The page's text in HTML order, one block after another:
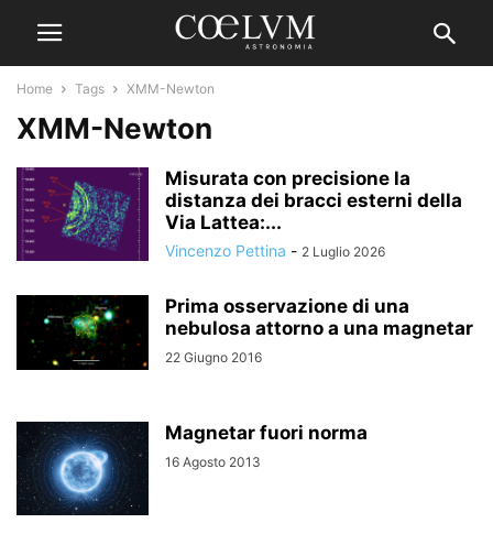
Home Tags XMM-Newton
XMM-Newton
Misurata con precisione la
distanza dei bracci esterni della
Via Lattea:...
Vincenzo Pettina - 2 Luglio 2026
Prima osservazione di una
nebulosa attorno a una magnetar
22 Giugno 2016
Magnetar fuori norma
16 Agosto 2013